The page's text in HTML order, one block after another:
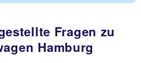
Fragen zu
Hamburg